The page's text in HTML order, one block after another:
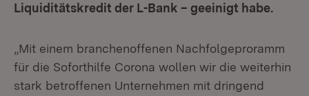
Liquiditätskredit der L-Bank – geeinigt habe.
„Mit einem branchenoffenen Nachfolgeproramm
für die Soforthilfe Corona wollen wir die weiterhin
stark betroffenen Unternehmen mit dringend